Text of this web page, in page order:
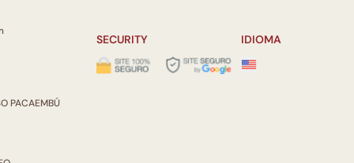
PACAEMBÚ
SECURITY IDIOMA